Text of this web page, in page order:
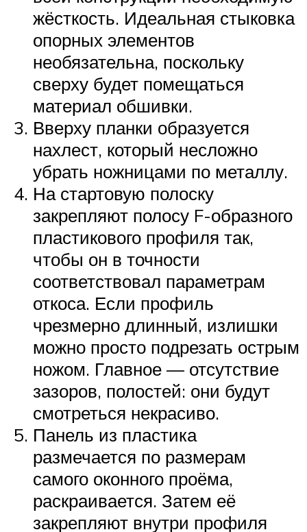
жёсткость. Идеальная стыковка
опорных элементов
необязательна, поскольку
сверху будет помещаться
материал обшивки.
Вверху планки образуется
нахлест, который несложно
убрать ножницами по металлу.
На стартовую полоску
закрепляют полосу F-образного
пластикового профиля так,
чтобы он в точности
соответствовал параметрам
откоса. Если профиль
чрезмерно длинный, излишки
можно просто подрезать острым
ножом. Главное — отсутствие
зазоров, полостей: они будут
смотреться некрасиво.
Панель из пластика
размечается по размерам
самого оконного проёма,
раскраивается. Затем её
закрепляют внутри профиля